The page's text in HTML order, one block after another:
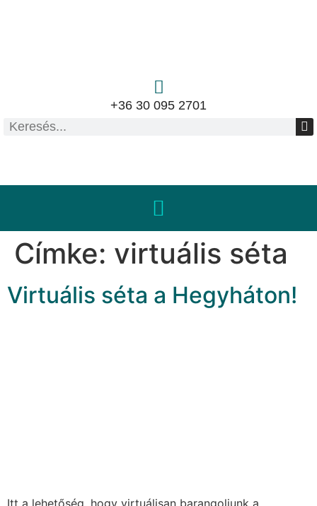
+36 30 095 2701
Címke: virtuális séta
Virtuális séta a Hegyháton!